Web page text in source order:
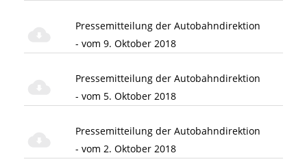
Pressemitteilung der Autobahndirektion
- vom 9. Oktober 2018
Pressemitteilung der Autobahndirektion
- vom 5. Oktober 2018
Pressemitteilung der Autobahndirektion
- vom 2. Oktober 2018